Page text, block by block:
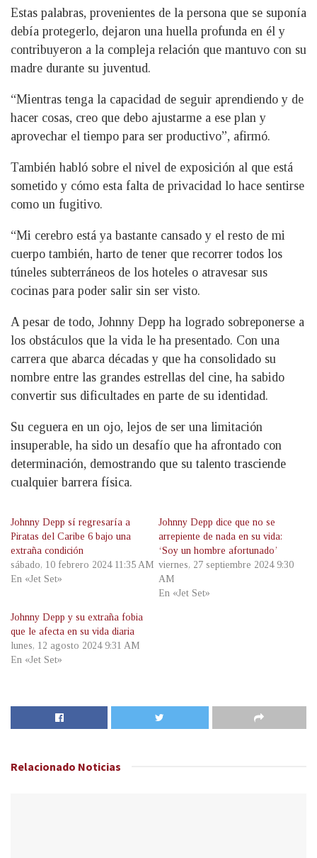
Estas palabras, provenientes de la persona que se suponía
debía protegerlo, dejaron una huella profunda en él y
contribuyeron a la compleja relación que mantuvo con su
madre durante su juventud.
“Mientras tenga la capacidad de seguir aprendiendo y de
hacer cosas, creo que debo ajustarme a ese plan y
aprovechar el tiempo para ser productivo”, afirmó.
También habló sobre el nivel de exposición al que está
sometido y cómo esta falta de privacidad lo hace sentirse
como un fugitivo.
“Mi cerebro está ya bastante cansado y el resto de mi
cuerpo también, harto de tener que recorrer todos los
túneles subterráneos de los hoteles o atravesar sus
cocinas para poder salir sin ser visto.
A pesar de todo, Johnny Depp ha logrado sobreponerse a
los obstáculos que la vida le ha presentado. Con una
carrera que abarca décadas y que ha consolidado su
nombre entre las grandes estrellas del cine, ha sabido
convertir sus dificultades en parte de su identidad.
Su ceguera en un ojo, lejos de ser una limitación
insuperable, ha sido un desafío que ha afrontado con
determinación, demostrando que su talento trasciende
cualquier barrera física.
Johnny Depp sí regresaría a
Piratas del Caribe 6 bajo una
extraña condición
sábado, 10 febrero 2024 11:35 AM
En «Jet Set»
Johnny Depp dice que no se
arrepiente de nada en su vida:
‘Soy un hombre afortunado’
viernes, 27 septiembre 2024 9:30
AM
En «Jet Set»
Johnny Depp y su extraña fobia
que le afecta en su vida diaria
lunes, 12 agosto 2024 9:31 AM
En «Jet Set»
Relacionado Noticias